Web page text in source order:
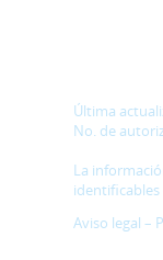
Última
No. de
La
Aviso legal –